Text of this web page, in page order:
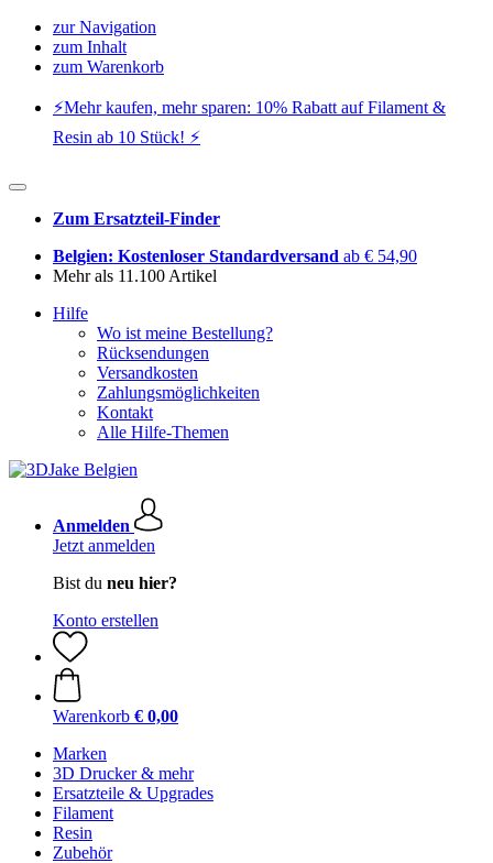
zur Navigation
zum Inhalt
zum Warenkorb
⚡️Mehr kaufen, mehr sparen: 10% Rabatt auf Filament &
Resin ab 10 Stück! ⚡️
Zum Ersatzteil-Finder
Belgien: Kostenloser Standardversand ab € 54,90
Mehr als 11.100 Artikel
Hilfe
Wo ist meine Bestellung?
Rücksendungen
Versandkosten
Zahlungsmöglichkeiten
Kontakt
Alle Hilfe-Themen
Anmelden
Jetzt anmelden
Bist du neu hier?
Konto erstellen
Warenkorb € 0,00
Marken
3D Drucker & mehr
Ersatzteile & Upgrades
Filament
Resin
Zubehör